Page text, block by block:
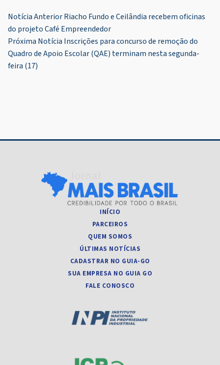
Navegação
de
Post
Notícia AnteriorRiacho Fundo e Ceilândia recebem oficinas
do projeto Café Empreendedor
Próxima Notícia Inscrições para concurso de remoção do
Quadro de Apoio Escolar (QAE) terminam nesta segunda-
feira (17)
INÍCIO
PARCEIROS
QUEM SOMOS
ÚLTIMAS NOTÍCIAS
CADASTRAR NO GUIA-GO
SUA EMPRESA NO GUIA GO
FALE CONOSCO